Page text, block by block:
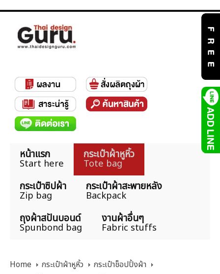
หน้าแรก
Start here
กระเป๋าผ้าหูหิ้ว
Tote bag
กระเป๋าซิปผ้า
Zip bag
กระเป๋าผ้าสะพายหลัง
Backpack
ถุงผ้าสปันบอนด์
Spunbond bag
งานผ้าอื่นๆ
Fabric stuffs
Home กระเป๋าผ้าหูหิ้ว
กระเป๋าช็อปปิ้งผ้า